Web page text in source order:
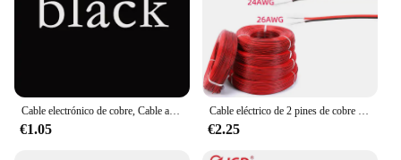
€1.05 €2.25